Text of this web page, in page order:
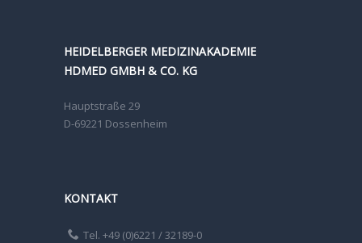
HEIDELBERGER MEDIZINAKADEMIE
HDMED GMBH & CO. KG
Hauptstraße 29
D-69221 Dossenheim
KONTAKT
Tel. +49 (0)6221 / 32189-0